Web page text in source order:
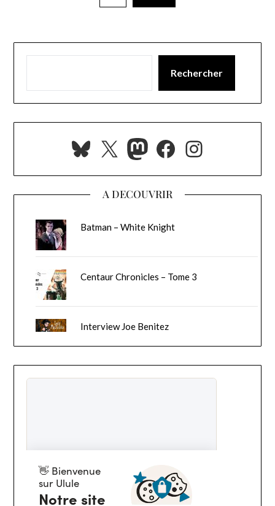
Rechercher
Bluesky
X Mastodon
Facebook
A DECOUVRIR
Batman – White Knight
Centaur Chronicles – Tome 3
Interview Joe Benitez